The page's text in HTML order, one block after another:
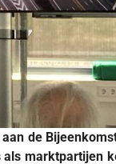
de
marktpartijen